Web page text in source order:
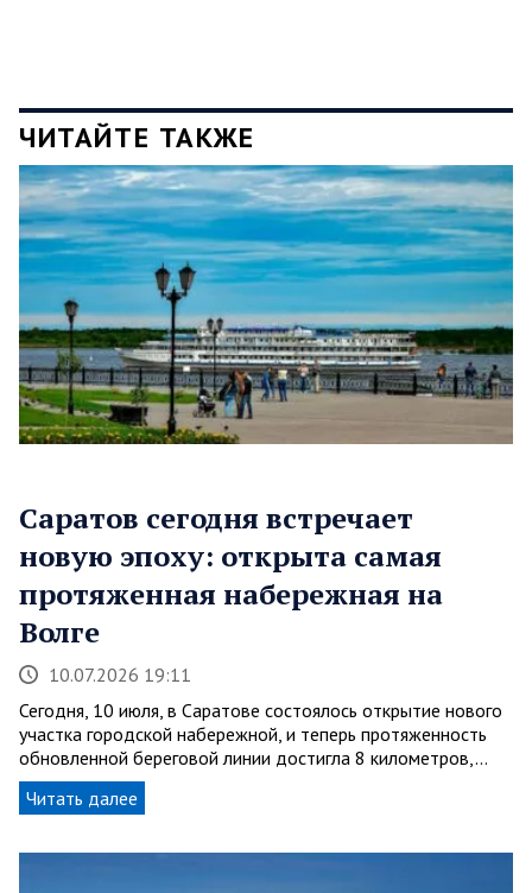
ЧИТАЙТЕ ТАКЖЕ
Саратов сегодня встречает
новую эпоху: открыта самая
протяженная набережная на
Волге
10.07.2026 19:11
Сегодня, 10 июля, в Саратове состоялось открытие нового
участка городской набережной, и теперь протяженность
обновленной береговой линии достигла 8 километров,…
Читать далее